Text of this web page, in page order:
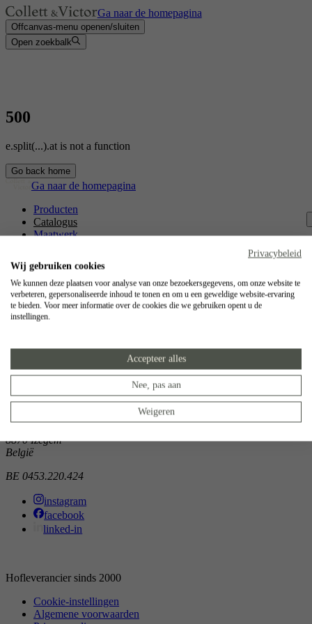
Ga naar de homepagina
Offcanvas-menu openen/sluiten
Open zoekbalk
500
e.split(...).at is not a function
Go back home
Ga naar de homepagina
Producten
Catalogus
Maatwerk
Vakmanschap
Jobs
Collett & Victor
8500 Kortrijk
België
Atelier
8870 Izegem
België
BE 0453.220.424
instagram
facebook
linked-in
Hofleverancier sinds 2000
Cookie-instellingen
Algemene voorwaarden
Privacybeleid
Wij gebruiken cookies
We kunnen deze plaatsen voor analyse van onze bezoekersgegevens, om onze website te
verbeteren, gepersonaliseerde inhoud te tonen en om u een geweldige website-ervaring
te bieden. Voor meer informatie over de cookies die we gebruiken opent u de
instellingen.
Accepteer alles
Nee, pas aan
Weigeren